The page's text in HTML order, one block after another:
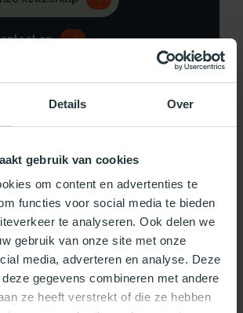
Details Over
gebruik van cookies
om content en advertenties te
functies voor social media te bieden
te analyseren. Ook delen we
gebruik van onze site met onze
media, adverteren en analyse. Deze
gegevens combineren met andere
ze heeft verstrekt of die ze hebben
op
bijzonder maakt: